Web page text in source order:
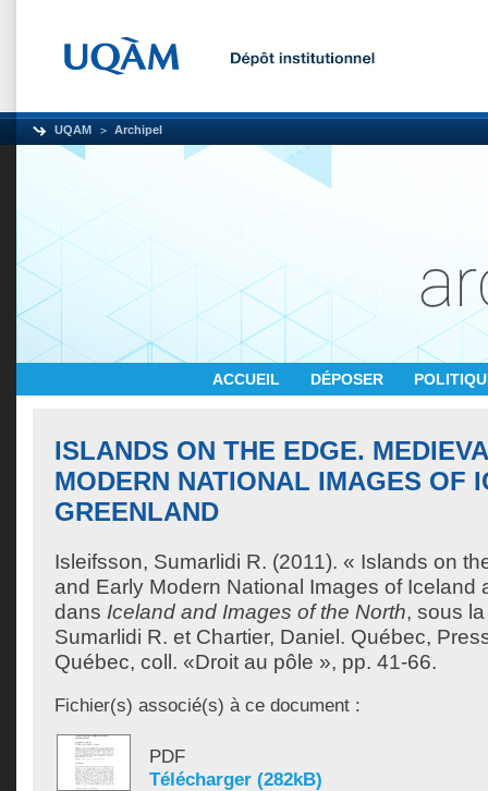
UQAM Archipel
ACCUEIL DÉPOSER
ISLANDS ON THE EDGE.
MODERN NATIONAL IMAGES OF
GREENLAND
Isleifsson, Sumarlidi R. (2011). « Islands on
and Early Modern National Images of Iceland
dans Iceland and Images of the North, sous
Sumarlidi R. et Chartier, Daniel . Québec,
Québec, coll. «Droit au pôle », pp. 41-66.
Fichier(s) associé(s) à ce document :
PDF
Télécharger (282kB)